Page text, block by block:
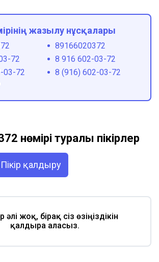
жазылу нұсқалары
89166020372
72
8 916 602-03-72
03-72
8 (916) 602-03-72
нөмірі туралы пікірлер
Пікір қалдыру
әлі жоқ, бірақ сіз өзіңіздікін
қалдыра аласыз.